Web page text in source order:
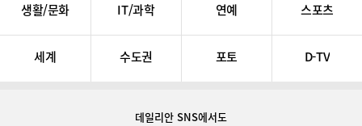
생활/문화 IT/과학 연예 스포츠
세계 수도권 포토 D-TV
데일리안 SNS에서도